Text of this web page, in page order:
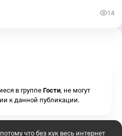
14
в группе Гости, не могут
к данной публикации.
что без кук весь интернет